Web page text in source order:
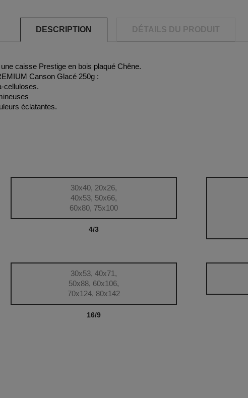
DESCRIPTION DÉTAILS DU PRODUIT
caisse Prestige en bois plaqué Chêne.
Canson Glacé 250g :
celluloses.
éclatantes.
30x40, 20x26,
40x53, 50x66,
60x80, 75x100
4/3
30x53, 40x71,
50x88, 60x106,
70x124, 80x142
16/9